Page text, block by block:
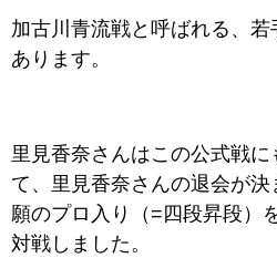
加古川青流戦と呼ばれる、
あります。
里見香奈さんはこの公式戦
て、里見香奈さんの退会が
願のプロ入り（=四段昇段）
対戦しました。